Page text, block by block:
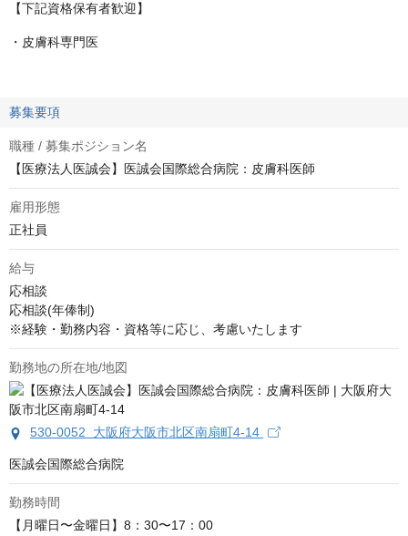
【下記資格保有者歓迎】
・皮膚科専門医
募集要項
職種 / 募集ポジション名
【医療法人医誠会】医誠会国際総合病院：皮膚科医師
雇用形態
正社員
給与
応相談
応相談(年俸制)
※経験・勤務内容・資格等に応じ、考慮いたします
勤務地の所在地/地図
530-0052 大阪府大阪市北区南扇町4-14
医誠会国際総合病院
勤務時間
【月曜日〜金曜日】8：30〜17：00